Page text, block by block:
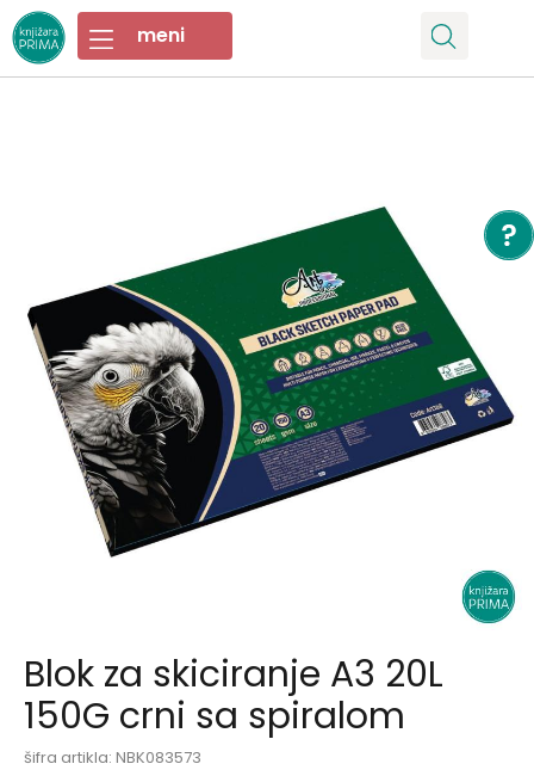
Blok za skiciranje A3 20L
150G crni sa spiralom
šifra artikla: NBK083573